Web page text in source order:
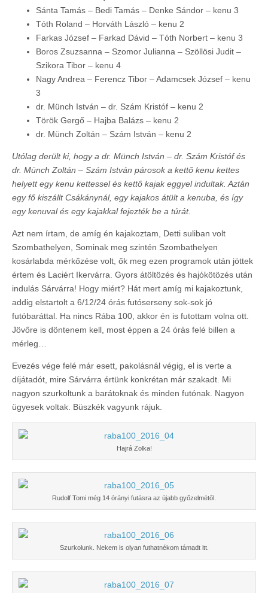
Sánta Tamás – Bedi Tamás – Denke Sándor – kenu 3
Tóth Roland – Horváth László – kenu 2
Farkas József – Farkad Dávid – Tóth Norbert – kenu 3
Boros Zsuzsanna – Szomor Julianna – Szöllösi Judit –
Szikora Tibor – kenu 4
Nagy Andrea – Ferencz Tibor – Adamcsek József – kenu
3
dr. Münch István – dr. Szám Kristóf – kenu 2
Török Gergő – Hajba Balázs – kenu 2
dr. Münch Zoltán – Szám István – kenu 2
Utólag derült ki, hogy a dr. Münch István – dr. Szám Kristóf és
dr. Münch Zoltán – Szám István párosok a kettő kenu kettes
helyett egy kenu kettessel és kettő kajak eggyel indultak. Aztán
egy fő kiszállt Csákánynál, egy kajakos átült a kenuba, és így
egy kenuval és egy kajakkal fejezték be a túrát.
Azt nem írtam, de amíg én kajakoztam, Detti suliban volt
Szombathelyen, Sominak meg szintén Szombathelyen
kosárlabda mérkőzése volt, ők meg ezen programok után jöttek
értem és Laciért Ikervárra. Gyors átöltözés és hajókötözés után
indulás Sárvárra! Hogy miért? Hát mert amíg mi kajakoztunk,
addig elstartolt a 6/12/24 órás futóserseny sok-sok jó
futóbaráttal. Ha nincs Rába 100, akkor én is futottam volna ott.
Jövőre is döntenem kell, most éppen a 24 órás felé billen a
mérleg…
Evezés vége felé már esett, pakolásnál végig, el is verte a
díjátadót, mire Sárvárra értünk konkrétan már szakadt. Mi
nagyon szurkoltunk a barátoknak és minden futónak. Nagyon
ügyesek voltak. Büszkék vagyunk rájuk.
Hajrá Zolka!
Rudolf Tomi még 14 órányi futásra az újabb győzelmétől.
Szurkolunk. Nekem is olyan futhatnékom támadt itt.